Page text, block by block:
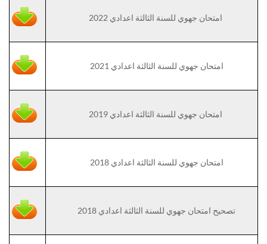
امتحان جهوي للسنة الثالثة اعدادي 2022
امتحان جهوي للسنة الثالثة اعدادي 2021
امتحان جهوي للسنة الثالثة اعدادي 2019
امتحان جهوي للسنة الثالثة اعدادي 2018
تصحيح امتحان جهوي للسنة الثالثة اعدادي 2018